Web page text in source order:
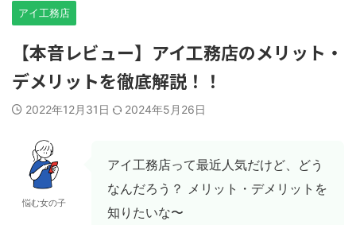
アイ工務店
【本音レビュー】アイ工務店のメリット・
デメリットを徹底解説！！
2022年12月31日 2024年5月26日
悩む女の子
アイ工務店って最近人気だけど、どう
なんだろう？ メリット・デメリットを
知りたいな〜